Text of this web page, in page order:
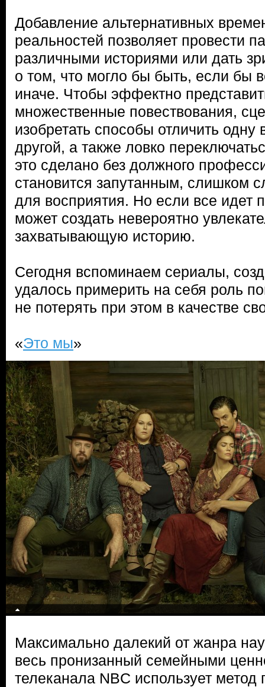
Добавление альтернативных
реальностей позволяет провести
различными историями или дать
о том, что могло бы быть, если бы
иначе. Чтобы эффектно
множественные повествования,
изобретать способы отличить
другой, а также ловко
это сделано без должного
становится запутанным, слишком
для восприятия. Но если все идет
может создать невероятно
захватывающую историю.
Сегодня вспоминаем сериалы,
удалось примерить на себя роль
не потерять при этом в качестве
«Это мы»
Максимально далекий от жанра
весь пронизанный семейными
телеканала NBC использует метод